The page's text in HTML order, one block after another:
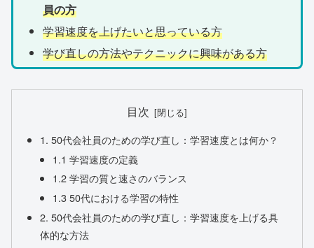
員の方
学習速度を上げたいと思っている方
学び直しの方法やテクニックに興味がある方
目次
1. 50代会社員のための学び直し：学習速度とは何か？
1.1 学習速度の定義
1.2 学習の質と速さのバランス
1.3 50代における学習の特性
2. 50代会社員のための学び直し：学習速度を上げる具
体的な方法